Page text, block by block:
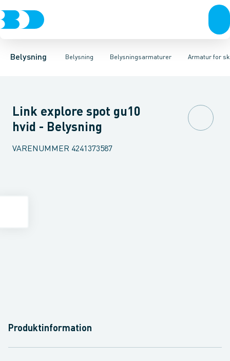
Belysning Belysning
Belysning Belysningsarmaturer
LyskilderBelysningsarmaturerLysstyringTilbehør tilArmatur for
PendlerIndustriarmatur og halbelysningArmaturer for vej og
Link explore spot gu10
hvid - Belysning
VARENUMMER 4241373587
Produktinformation